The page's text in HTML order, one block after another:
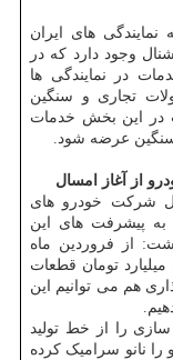
های ایران
وجود دارد که در
در نمایندگی ها
تجاری و سنگین
در این بخش خدمات
عرضه شود.
شرکت خودرو های
پیشرفت های این
از فروردین ماه
تومان قطعات
هم می توانیم این
را از خط تولید
را نانو سرامیک کرده